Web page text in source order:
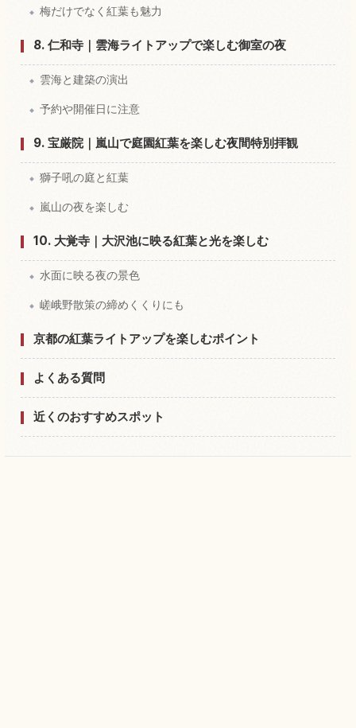
梅だけでなく紅葉も魅力
8. 仁和寺｜雲海ライトアップで楽しむ御室の夜
雲海と建築の演出
予約や開催日に注意
9. 宝厳院｜嵐山で庭園紅葉を楽しむ夜間特別拝観
獅子吼の庭と紅葉
嵐山の夜を楽しむ
10. 大覚寺｜大沢池に映る紅葉と光を楽しむ
水面に映る夜の景色
嵯峨野散策の締めくくりにも
京都の紅葉ライトアップを楽しむポイント
よくある質問
近くのおすすめスポット